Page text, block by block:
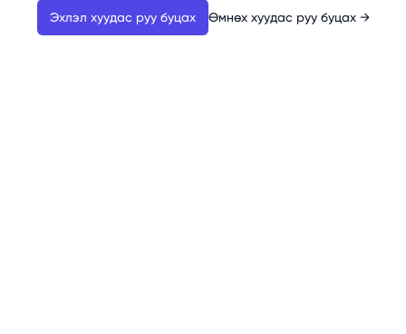
Эхлэл хуудас руу буцах Өмнөх хуудас руу буцах →